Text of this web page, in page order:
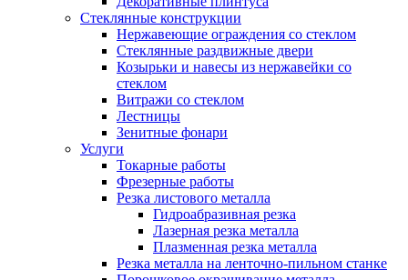
Стеклянные конструкции
Нержавеющие ограждения со стеклом
Стеклянные раздвижные двери
Козырьки и навесы из нержавейки со
стеклом
Витражи со стеклом
Лестницы
Зенитные фонари
Услуги
Токарные работы
Фрезерные работы
Резка листового металла
Гидроабразивная резка
Лазерная резка металла
Плазменная резка металла
Резка металла на ленточно-пильном станке